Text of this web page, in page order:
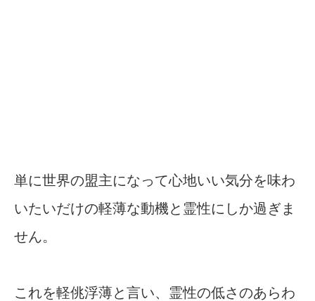
単に世界の盟主になって心地いい気分を味わ
いたいだけの軽薄な動機と霊性にしか過ぎま
せん。
これを軽佻浮薄と言い、霊性の低さのあらわ